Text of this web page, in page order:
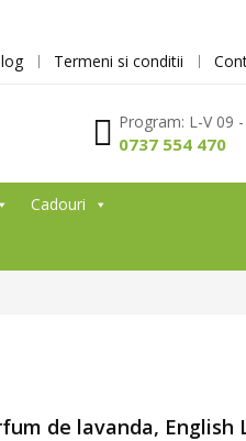
Termeni si conditii
Program: L-V 09
0737 554 470
Cadouri
de lavanda, English